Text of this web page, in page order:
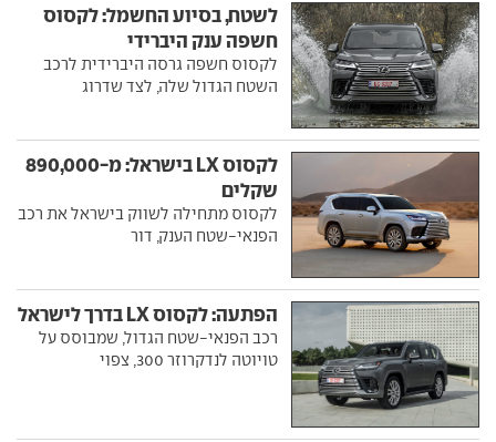
לשטח, בסיוע החשמל: לקסוס
חשפה ענק היברידי
לקסוס חשפה גרסה היברידית לרכב
השטח הגדול שלה, לצד שדרוג
לקסוס LX בישראל: מ-890,000
שקלים
לקסוס מתחילה לשווק בישראל את רכב
הפנאי-שטח הענק, דור
הפתעה: לקסוס LX בדרך לישראל
רכב הפנאי-שטח הגדול, שמבוסס על
טויוטה לנדקרוזר 300, צפוי